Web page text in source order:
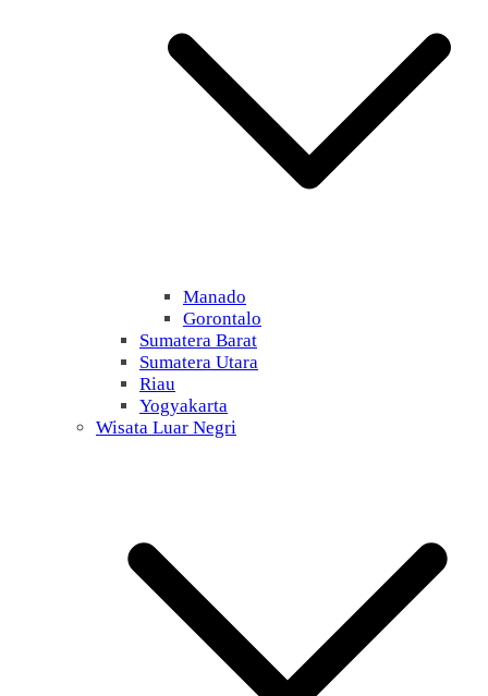
Manado
Gorontalo
Sumatera Barat
Sumatera Utara
Riau
Yogyakarta
Wisata Luar Negri